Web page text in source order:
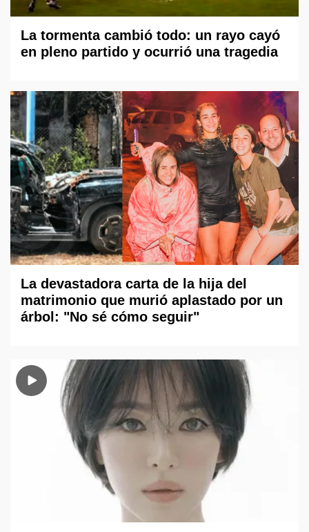
La tormenta cambió todo: un rayo cayó
en pleno partido y ocurrió una tragedia
La devastadora carta de la hija del
matrimonio que murió aplastado por un
árbol: "No sé cómo seguir"